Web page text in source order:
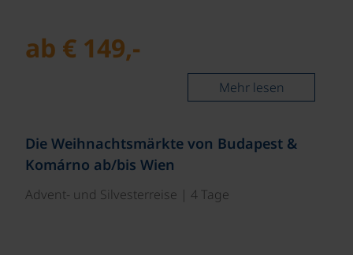
ab € 149,-
Mehr lesen
Die Weihnachtsmärkte von Budapest &
Komárno ab/bis Wien
Advent- und Silvesterreise | 4 Tage